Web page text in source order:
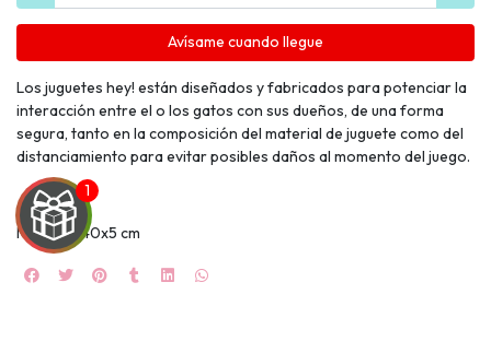
Avísame cuando llegue
Los juguetes hey! están diseñados y fabricados para potenciar la
interacción entre el o los gatos con sus dueños, de una forma
segura, tanto en la composición del material de juguete como del
distanciamiento para evitar posibles daños al momento del juego.
Medidas: 40x5 cm